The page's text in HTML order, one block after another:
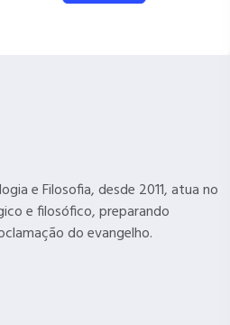
e Filosofia, desde 2011, atua no
e filosófico, preparando
do evangelho.